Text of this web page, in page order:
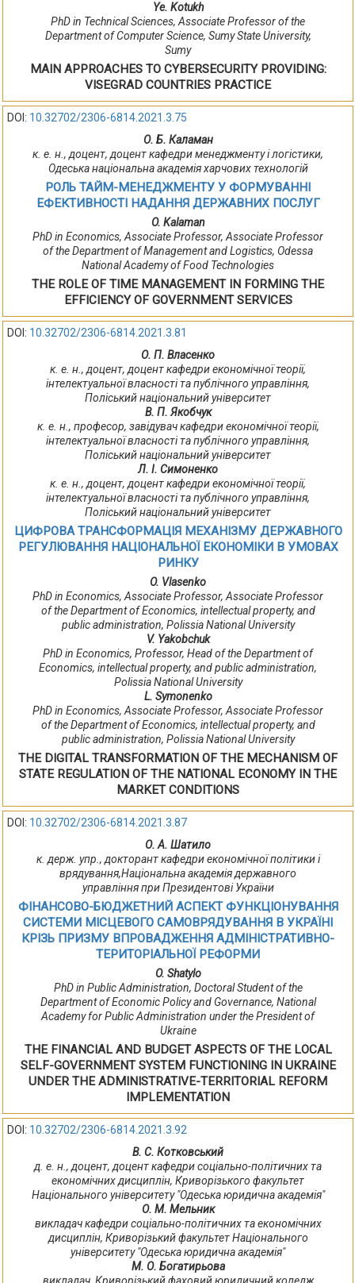
Ye. Kotukh
PhD in Technical Sciences, Associate Professor of the
Department of Computer Science, Sumy State University,
Sumy
MAIN APPROACHES TO CYBERSECURІTY PROVIDING:
VISEGRAD COUNTRIES PRACTICE
DOI: 10.32702/2306-6814.2021.3.75
О. Б. Каламан
к. е. н., доцент, доцент кафедри менеджменту і логістики,
Одеська національна академія харчових технологій
РОЛЬ ТАЙМ-МЕНЕДЖМЕНТУ У ФОРМУВАННІ
ЕФЕКТИВНОСТІ НАДАННЯ ДЕРЖАВНИХ ПОСЛУГ
O. Kalaman
PhD in Economics, Associate Professor, Associate Professor
of the Department of Management and Logistics, Odessa
National Academy of Food Technologies
THE ROLE OF TIME MANAGEMENT IN FORMING THE
EFFICIENCY OF GOVERNMENT SERVICES
DOI: 10.32702/2306-6814.2021.3.81
О. П. Власенко
к. е. н., доцент, доцент кафедри економічної теорії,
інтелектуальної власності та публічного управління,
Поліський національний університет
В. П. Якобчук
к. е. н., професор, завідувач кафедри економічної теорії,
інтелектуальної власності та публічного управління,
Поліський національний університет
Л. І. Симоненко
к. е. н., доцент, доцент кафедри економічної теорії,
інтелектуальної власності та публічного управління,
Поліський національний університет
ЦИФРОВА ТРАНСФОРМАЦІЯ МЕХАНІЗМУ ДЕРЖАВНОГО
РЕГУЛЮВАННЯ НАЦІОНАЛЬНОЇ ЕКОНОМІКИ В УМОВАХ
РИНКУ
O. Vlasenko
PhD in Economics, Associate Professor, Associate Professor
of the Department of Economics, intellectual property, and
public administration, Polissia National University
V. Yakobchuk
PhD in Economics, Professor, Head of the Department of
Economics, intellectual property, and public administration,
Polissia National University
L. Symonenko
PhD in Economics, Associate Professor, Associate Professor
of the Department of Economics, intellectual property, and
public administration, Polissia National University
THE DIGITAL TRANSFORMATION OF THE MECHANISM OF
STATE REGULATION OF THE NATIONAL ECONOMY IN THE
MARKET CONDITIONS
DOI: 10.32702/2306-6814.2021.3.87
О. А. Шатило
к. держ. упр., докторант кафедри економічної політики і
врядування,Національна академія державного
управління при Президентові України
ФІНАНСОВО-БЮДЖЕТНИЙ АСПЕКТ ФУНКЦІОНУВАННЯ
СИСТЕМИ МІСЦЕВОГО САМОВРЯДУВАННЯ В УКРАЇНІ
КРІЗЬ ПРИЗМУ ВПРОВАДЖЕННЯ АДМІНІСТРАТИВНО-
ТЕРИТОРІАЛЬНОЇ РЕФОРМИ
O. Shatylo
PhD in Public Administration, Doctoral Student of the
Department of Economic Policy and Governance, National
Academy for Public Administration under the President of
Ukraine
THE FINANCIAL AND BUDGET ASPECTS OF THE LOCAL
SELF-GOVERNMENT SYSTEM FUNCTIONING IN UKRAINE
UNDER THE ADMINISTRATIVE-TERRITORIAL REFORM
IMPLEMENTATION
DOI: 10.32702/2306-6814.2021.3.92
В. С. Котковський
д. е. н., доцент, доцент кафедри соціально-політичних та
економічних дисциплін, Криворізького факультет
Національного університету "Одеська юридична академія"
О. М. Мельник
викладач кафедри соціально-політичних та економічних
дисциплін, Криворізький факультет Національного
університету "Одеська юридична академія"
М. О. Богатирьова